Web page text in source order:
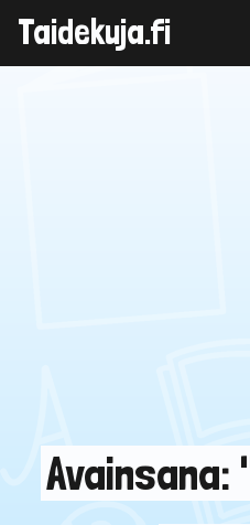
Skip
Taidekuja.fi